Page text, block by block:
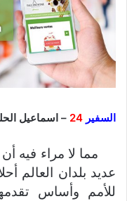
السفير 24 – اسماعيل
مما لا مراء فيه
عديد بلدان العالم
للأمم وأساس